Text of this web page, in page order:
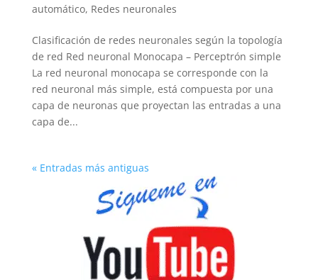
automático, Redes neuronales
Clasificación de redes neuronales según la topología
de red Red neuronal Monocapa – Perceptrón simple
La red neuronal monocapa se corresponde con la
red neuronal más simple, está compuesta por una
capa de neuronas que proyectan las entradas a una
capa de...
« Entradas más antiguas